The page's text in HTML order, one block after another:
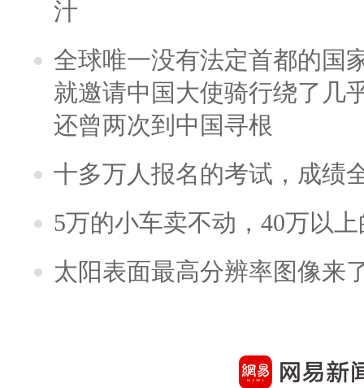
汁
全球唯一没有法定首都的国
就邀请中国大使骑行绕了几
还曾两次到中国寻根
十多万人报名的考试，成绩
5万的小车卖不动，40万以
太阳表面最高分辨率图像来